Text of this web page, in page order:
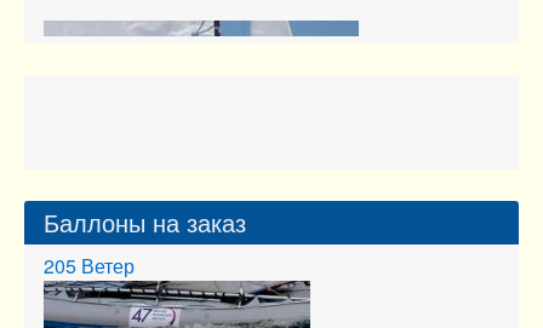
13.00кв.м.
Баллоны на заказ
205 Ветер